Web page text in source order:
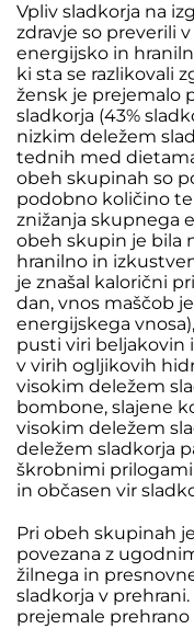
Vpliv sladkorja na
zdravje so preverili
energijsko in
ki sta se razlikovali
žensk je prejemalo
sladkorja (43%
nizkim deležem
tednih med
obeh skupinah so
podobno količino
znižanja skupnega
obeh skupin je bila
hranilno in
je znašal kalorični
dan, vnos maščob
energijskega
pusti viri beljakovin
v virih ogljikovih
visokim deležem
bombone, slajene
visokim deležem
deležem sladkorja
škrobnimi
in občasen vir
Pri obeh skupinah
povezana z
žilnega in
sladkorja v
prejemale prehrano